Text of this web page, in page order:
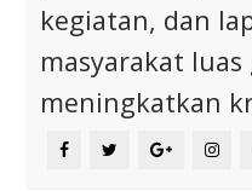
kegiatan, dan
masyarakat
meningkatkan